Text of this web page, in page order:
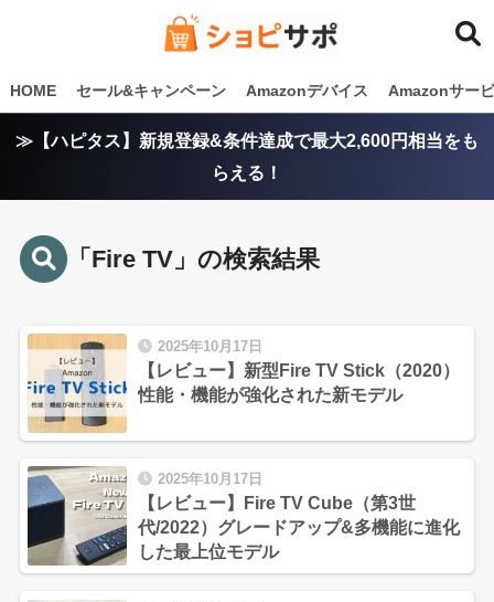
HOME セール&キャンペーン Amazonデバイス Amazonサー
≫【ハピタス】新規登録&条件達成で最大2,600円相当をも
らえる！
「Fire TV」の検索結果
2025年10月17日
【レビュー】新型Fire TV Stick（2020）
性能・機能が強化された新モデル
2025年10月17日
【レビュー】Fire TV Cube（第3世
代/2022）グレードアップ&多機能に進化
した最上位モデル